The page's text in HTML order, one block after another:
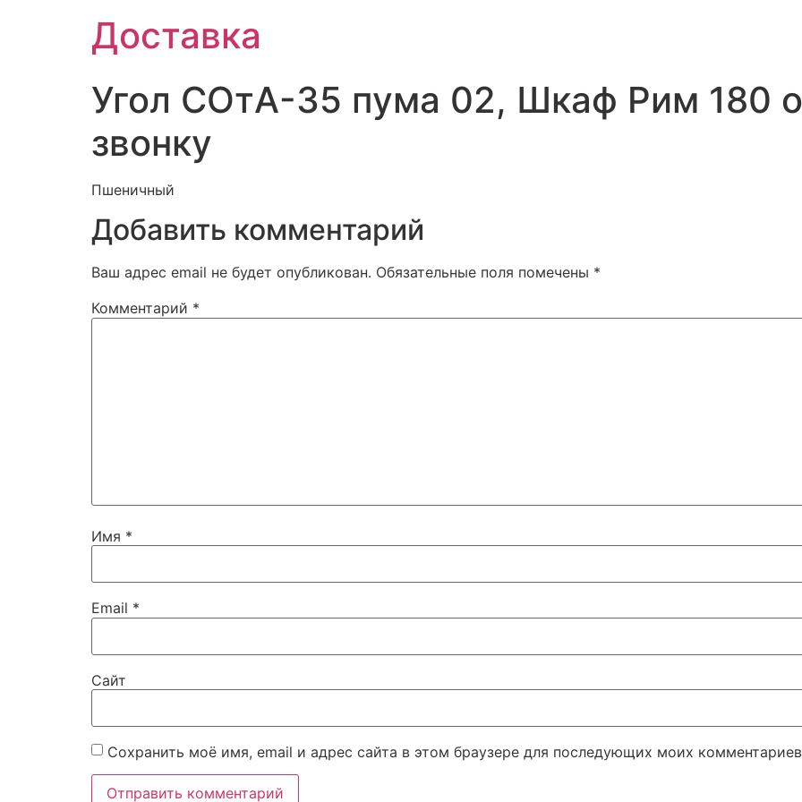
Доставка
Угол СОтА-35 пума 02, Шкаф Рим 180
звонку
Пшеничный
Добавить комментарий
Ваш адрес email не будет опубликован. Обязательные поля помечены *
Комментарий *
Имя *
Email *
Сайт
Сохранить моё имя, email и адрес сайта в этом браузере для последующих моих